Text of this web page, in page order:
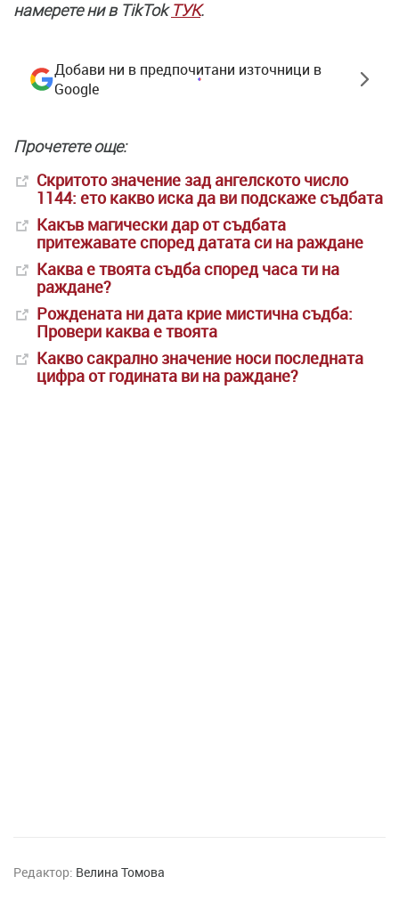
намерете ни в TikTokТУК.
Добави ни в предпочитани източници в
Google
Прочетете още:
Скритото значение зад ангелското число
1144: ето какво иска да ви подскаже съдбата
Какъв магически дар от съдбата
притежавате според датата си на раждане
Каква е твоята съдба според часа ти на
раждане?
Рождената ни дата крие мистична съдба:
Провери каква е твоята
Какво сакрално значение носи последната
цифра от годината ви на раждане?
Редактор: Велина Томова